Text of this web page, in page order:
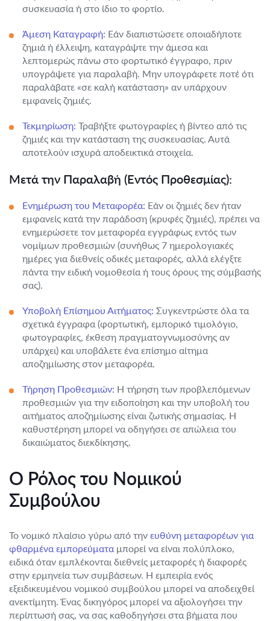
συσκευασία ή στο ίδιο το φορτίο.
Άμεση Καταγραφή: Εάν διαπιστώσετε οποιαδήποτε
ζημιά ή έλλειψη, καταγράψτε την άμεσα και
λεπτομερώς πάνω στο φορτωτικό έγγραφο, πριν
υπογράψετε για παραλαβή. Μην υπογράφετε ποτέ ότι
παραλάβατε «σε καλή κατάσταση» αν υπάρχουν
εμφανείς ζημιές.
Τεκμηρίωση: Τραβήξτε φωτογραφίες ή βίντεο από τις
ζημιές και την κατάσταση της συσκευασίας. Αυτά
αποτελούν ισχυρά αποδεικτικά στοιχεία.
Μετά την Παραλαβή (Εντός Προθεσμίας):
Ενημέρωση του Μεταφορέα: Εάν οι ζημιές δεν ήταν
εμφανείς κατά την παράδοση (κρυφές ζημιές), πρέπει να
ενημερώσετε τον μεταφορέα εγγράφως εντός των
νομίμων προθεσμιών (συνήθως 7 ημερολογιακές
ημέρες για διεθνείς οδικές μεταφορές, αλλά ελέγξτε
πάντα την ειδική νομοθεσία ή τους όρους της σύμβασής
σας).
Υποβολή Επίσημου Αιτήματος: Συγκεντρώστε όλα τα
σχετικά έγγραφα (φορτωτική, εμπορικό τιμολόγιο,
φωτογραφίες, έκθεση πραγματογνωμοσύνης αν
υπάρχει) και υποβάλετε ένα επίσημο αίτημα
αποζημίωσης στον μεταφορέα.
Τήρηση Προθεσμιών: Η τήρηση των προβλεπόμενων
προθεσμιών για την ειδοποίηση και την υποβολή του
αιτήματος αποζημίωσης είναι ζωτικής σημασίας. Η
καθυστέρηση μπορεί να οδηγήσει σε απώλεια του
δικαιώματος διεκδίκησης.
Ο Ρόλος του Νομικού
Συμβούλου
Το νομικό πλαίσιο γύρω από την ευθύνη μεταφορέων για
φθαρμένα εμπορεύματα μπορεί να είναι πολύπλοκο,
ειδικά όταν εμπλέκονται διεθνείς μεταφορές ή διαφορές
στην ερμηνεία των συμβάσεων. Η εμπειρία ενός
εξειδικευμένου νομικού συμβούλου μπορεί να αποδειχθεί
ανεκτίμητη. Ένας δικηγόρος μπορεί να αξιολογήσει την
περίπτωσή σας, να σας καθοδηγήσει στα βήματα που